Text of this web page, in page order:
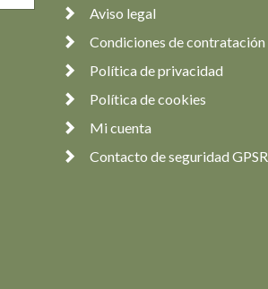
Aviso legal
Condiciones de contratación
Política de privacidad
Política de cookies
Mi cuenta
Contacto de seguridad GPSR